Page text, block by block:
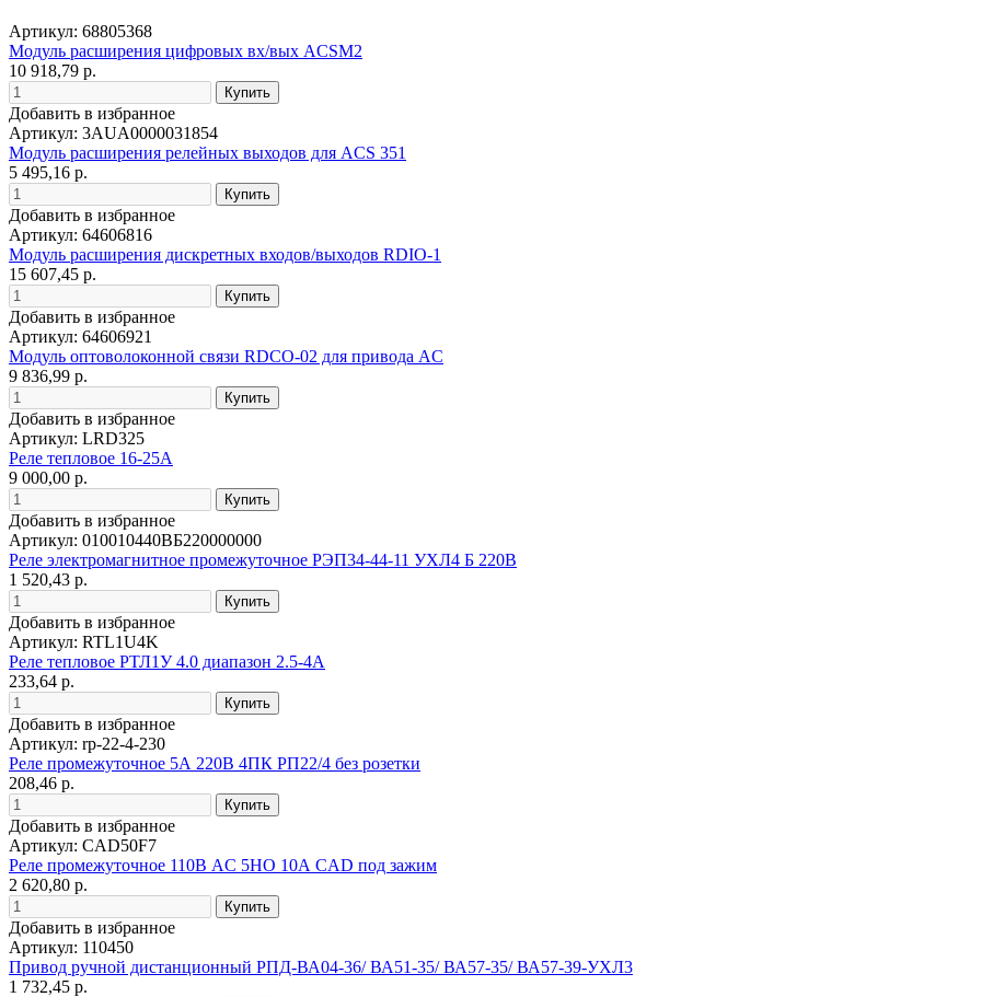
Артикул: 68805368
Модуль расширения цифровых вх/вых ACSM2
10 918,79 р.
Добавить в избранное
Артикул: 3AUA0000031854
Модуль расширения релейных выходов для ACS 351
5 495,16 р.
Добавить в избранное
Артикул: 64606816
Модуль расширения дискретных входов/выходов RDIO-1
15 607,45 р.
Добавить в избранное
Артикул: 64606921
Модуль оптоволоконной связи RDCO-02 для привода AC
9 836,99 р.
Добавить в избранное
Артикул: LRD325
Реле тепловое 16-25А
9 000,00 р.
Добавить в избранное
Артикул: 010010440ВБ220000000
Реле электромагнитное промежуточное РЭП34-44-11 УХЛ4 Б 220В
1 520,43 р.
Добавить в избранное
Артикул: RTL1U4K
Реле тепловое РТЛ1У 4.0 диапазон 2.5-4А
233,64 р.
Добавить в избранное
Артикул: rp-22-4-230
Реле промежуточное 5А 220В 4ПК РП22/4 без розетки
208,46 р.
Добавить в избранное
Артикул: CAD50F7
Реле промежуточное 110В AC 5НО 10А CAD под зажим
2 620,80 р.
Добавить в избранное
Артикул: 110450
Привод ручной дистанционный РПД-ВА04-36/ ВА51-35/ ВА57-35/ ВА57-39-УХЛ3
1 732,45 р.